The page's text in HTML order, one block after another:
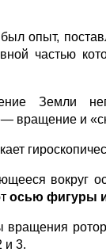
опыт,
частью
Земли
вращение и
вокруг
осью фигуры
и 3.